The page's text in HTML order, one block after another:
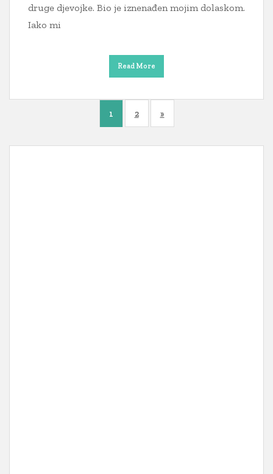
druge djevojke. Bio je iznenađen mojim dolaskom.
Iako mi
Read More
1 2 »